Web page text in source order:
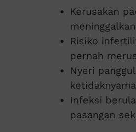
Kerusakan
Risiko
pernah
Nyeri
Infeksi
pasangan